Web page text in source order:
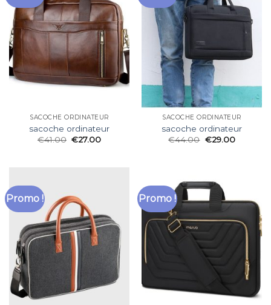
SACOCHE ORDINATEUR
sacoche ordinateur
€41.00 €27.00
SACOCHE ORDINATEUR
sacoche ordinateur
€44.00 €29.00
Promo ! Promo !